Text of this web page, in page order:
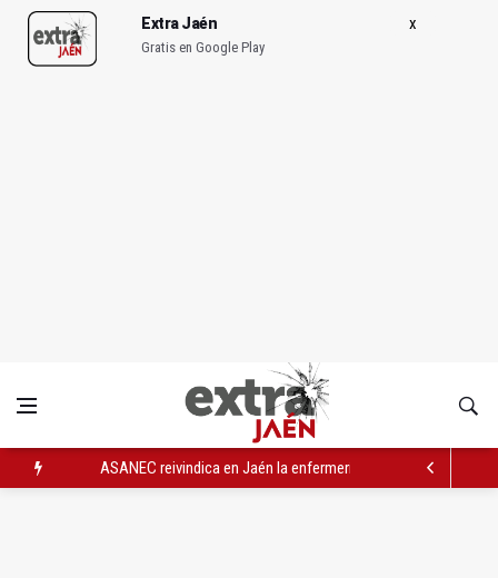
Extra Jaén
Gratis en Google Play
ASANEC reivindica en Jaén la enfermería comunitaria como
Andalucía Game Jam conecta la FP con la industria del